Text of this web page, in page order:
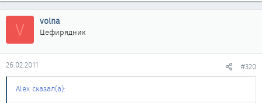
V volna
Цефирядник
26.02.2011 #320
Alex сказал(а):